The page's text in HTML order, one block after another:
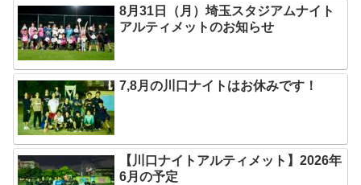
8月31日（月）埼玉スタジアムナイト
アルティメットのお知らせ
7,8月の川口ナイトはお休みです！
【川口ナイトアルティメット】2026年
6月の予定